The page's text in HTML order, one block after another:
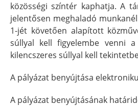
közösségi színtér kaphatja. A
jelentősen meghaladó
1-jét követően alapított
súllyal kell figyelembe venni
kilencszeres súllyal kell
A pályázat benyújtása
A pályázat benyújtásának